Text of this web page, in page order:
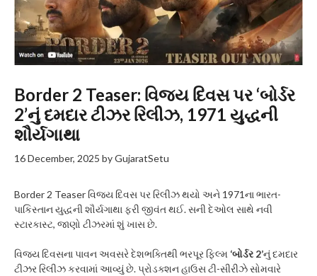
Border 2 Teaser: વિજય દિવસ પર ‘બોર્ડર
2’નું દમદાર ટીઝર રિલીઝ, 1971 યુદ્ધની
શૌર્યગાથા
16 December, 2025 byGujaratSetu
Border 2 Teaser વિજય દિવસ પર રિલીઝ થયો અને 1971ના ભારત-
પાકિસ્તાન યુદ્ધની શૌર્યગાથા ફરી જીવંત થઈ. સની દેઓલ સાથે નવી
સ્ટારકાસ્ટ, જાણો ટીઝરમાં શું ખાસ છે.
વિજય દિવસના પાવન અવસરે દેશભક્તિથી ભરપૂર ફિલ્મ ‘બોર્ડર 2’નું દમદાર
ટીઝર રિલીઝ કરવામાં આવ્યું છે. પ્રોડક્શન હાઉસ ટી-સીરીઝે સોમવારે